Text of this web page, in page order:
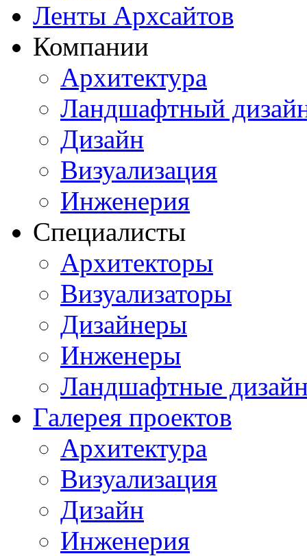
Ленты Архсайтов
Компании
Архитектура
Ландшафтный
Дизайн
Визуализация
Инженерия
Специалисты
Архитекторы
Визуализаторы
Дизайнеры
Инженеры
Ландшафтные
Галерея проектов
Архитектура
Визуализация
Дизайн
Инженерия